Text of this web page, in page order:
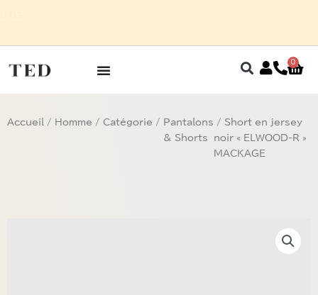
0
Accueil / Homme / Catégorie / Pantalons
& Shorts
/ Short en jersey
noir « ELWOOD-R »
MACKAGE